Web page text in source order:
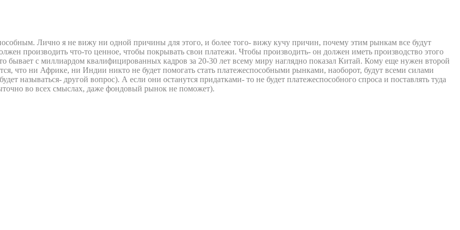
Лично я не вижу ни одной причины для этого, и более того- вижу кучу причин, почему этим рынкам все будут
производить что-то ценное, чтобы покрывать свои платежи. Чтобы производить- он должен иметь производство этого
с миллиардом квалифицированных кадров за 20-30 лет всему миру наглядно показал Китай. Кому еще нужен второй
что ни Африке, ни Индии никто не будет помогать стать платежеспособными рынками, наоборот, будут всеми силами
называться- другой вопрос). А если они останутся придатками- то не будет платежеспособного спроса и поставлять туда
во всех смыслах, даже фондовый рынок не поможет).